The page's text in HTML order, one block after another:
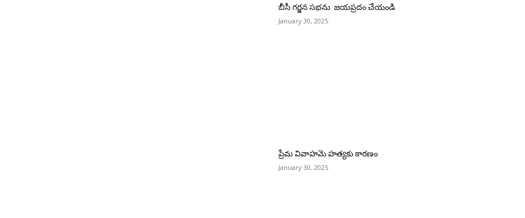
బీసీ గర్జన సభను జయప్రదం చేయండి
January 30, 2025
ప్రేమ వివాహమె హత్యకు కారణం
January 30, 2025